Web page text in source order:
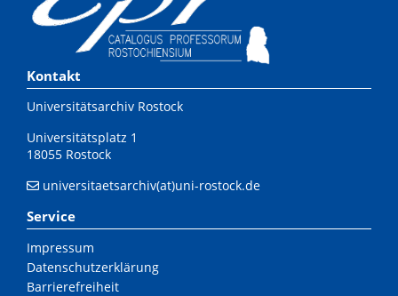
Kontakt
Universitätsarchiv Rostock
Universitätsplatz 1
18055 Rostock
universitaetsarchiv(at)uni-rostock.de
Service
Impressum
Datenschutzerklärung
Barrierefreiheit